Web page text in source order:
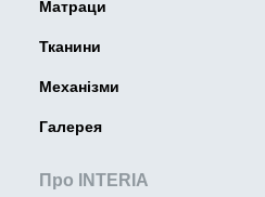
Матраци
Тканини
Механізми
Галерея
Про INTERIA